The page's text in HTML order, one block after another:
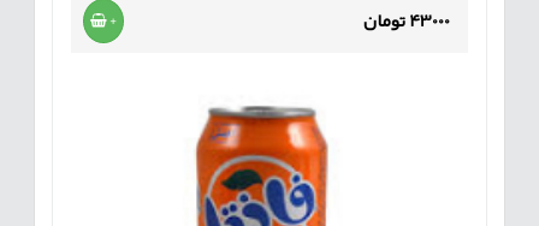
43000 تومان +